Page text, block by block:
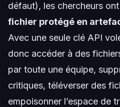
défaut), les chercheurs
fichier protégé en
Avec une seule clé API
donc accéder à des
par toute une équipe,
critiques, téléverser des
empoisonner l’espace de